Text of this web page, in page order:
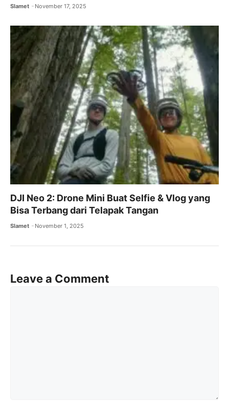
Slamet November 17, 2025
DJI Neo 2: Drone Mini Buat Selfie & Vlog yang
Bisa Terbang dari Telapak Tangan
Slamet November 1, 2025
Leave a Comment